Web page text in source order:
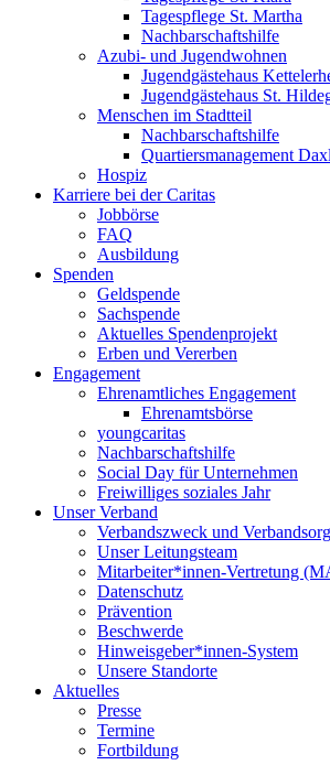
Tagespflege St. Martha
Nachbarschaftshilfe
Azubi- und Jugendwohnen
Jugendgästehaus
Jugendgästehaus St.
Menschen im Stadtteil
Nachbarschaftshilfe
Quartiersmanagement
Hospiz
Karriere bei der Caritas
Jobbörse
FAQ
Ausbildung
Spenden
Geldspende
Sachspende
Aktuelles Spendenprojekt
Erben und Vererben
Engagement
Ehrenamtliches Engagement
Ehrenamtsbörse
youngcaritas
Nachbarschaftshilfe
Social Day für Unternehmen
Freiwilliges soziales Jahr
Unser Verband
Verbandszweck und
Unser Leitungsteam
Mitarbeiter*innen-Vertretung
Datenschutz
Prävention
Beschwerde
Hinweisgeber*innen-System
Unsere Standorte
Aktuelles
Presse
Termine
Fortbildung